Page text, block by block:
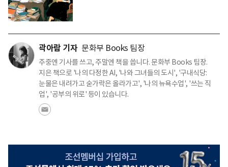
곽아람 기자 문화부 Books 팀장
주중엔 기사를 쓰고, 주말엔 책을 씁니다. 문화부 Books 팀장.
지은 책으로 '나의 다정한 AI, '나와 그녀들의 도시', '구내식당:
눈물은 내려가고 숟가락은 올라가고', '나의 뉴욕수업', '쓰는 직
업', '공부의 위로' 등이 있습니다.